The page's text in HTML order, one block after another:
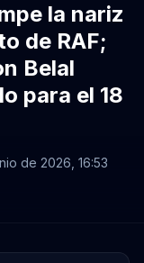
la nariz
de RAF;
Belal
para el 18
de 2026 , 16:53